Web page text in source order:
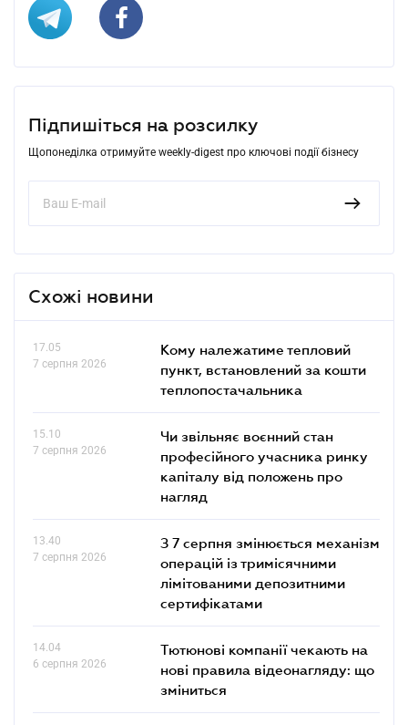
Підпишіться на розсилку
Щопонеділка отримуйте weekly-digest про ключові події бізнесу
Схожі новини
17.05
7 серпня 2026
Кому належатиме тепловий
пункт, встановлений за кошти
теплопостачальника
15.10
7 серпня 2026
Чи звільняє воєнний стан
професійного учасника ринку
капіталу від положень про
нагляд
13.40
7 серпня 2026
З 7 серпня змінюється механізм
операцій із тримісячними
лімітованими депозитними
сертифікатами
14.04
6 серпня 2026
Тютюнові компанії чекають на
нові правила відеонагляду: що
зміниться